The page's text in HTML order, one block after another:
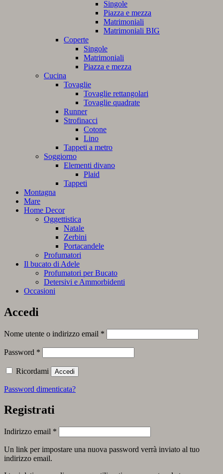
Singole
Piazza e mezza
Matrimoniali
Matrimoniali BIG
Coperte
Singole
Matrimoniali
Piazza e mezza
Cucina
Tovaglie
Tovaglie rettangolari
Tovaglie quadrate
Runner
Strofinacci
Cotone
Lino
Tappeti a metro
Soggiorno
Elementi divano
Plaid
Tappeti
Montagna
Mare
Home Decor
Oggettistica
Natale
Zerbini
Portacandele
Profumatori
Il bucato di Adele
Profumatori per Bucato
Detersivi e Ammorbidenti
Occasioni
Accedi
Nome utente o indirizzo email *
Password *
Ricordami Accedi
Password dimenticata?
Registrati
Indirizzo email *
Un link per impostare una nuova password verrà inviato al tuo
indirizzo email.